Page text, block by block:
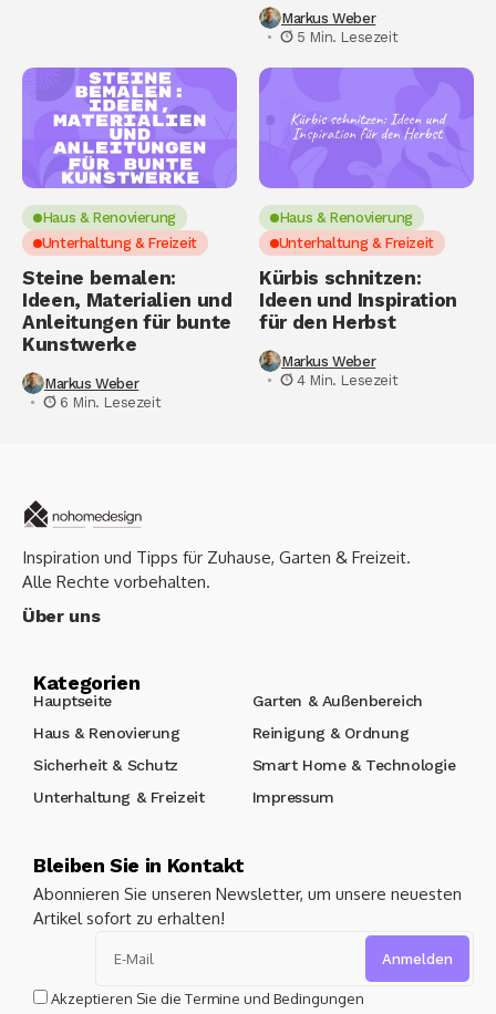
Markus Weber
5 Min. Lesezeit
Haus & Renovierung
Unterhaltung & Freizeit
Steine bemalen:
Ideen, Materialien und
Anleitungen für bunte
Kunstwerke
Markus Weber
6 Min. Lesezeit
Haus & Renovierung
Unterhaltung & Freizeit
Kürbis schnitzen:
Ideen und Inspiration
für den Herbst
Markus Weber
4 Min. Lesezeit
Inspiration und Tipps für Zuhause, Garten & Freizeit.
Alle Rechte vorbehalten.
Über uns
Kategorien
Hauptseite
Garten & Außenbereich
Haus & Renovierung
Reinigung & Ordnung
Sicherheit & Schutz
Smart Home & Technologie
Unterhaltung & Freizeit
Impressum
Bleiben Sie in Kontakt
Abonnieren Sie unseren Newsletter, um unsere neuesten
Artikel sofort zu erhalten!
Akzeptieren Sie die Termine und Bedingungen